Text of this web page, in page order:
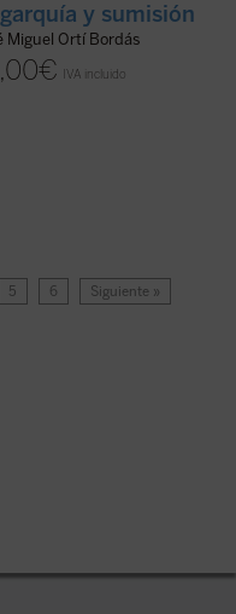
y sumisión
Miguel Ortí Bordás
€ IVA incluido
5 6 Siguiente »